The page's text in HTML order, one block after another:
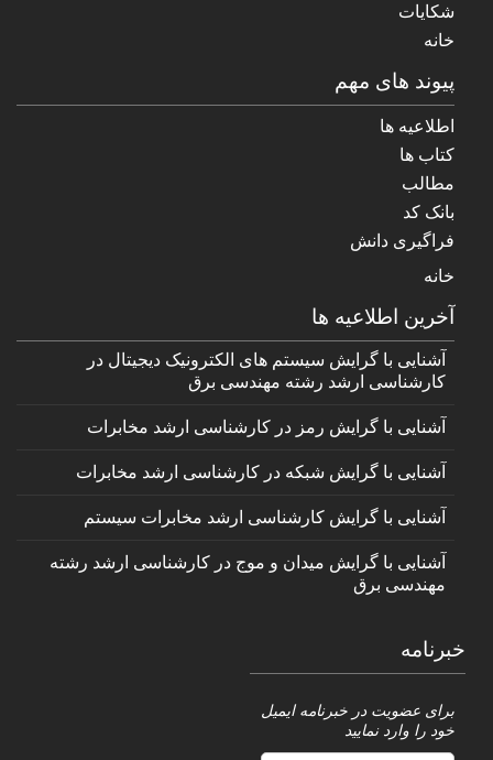
شکایات
خانه
پیوند های مهم
اطلاعیه ها
کتاب ها
مطالب
بانک کد
فراگیری دانش
خانه
آخرین اطلاعیه ها
آشنایی با گرایش سیستم های الکترونیک دیجیتال در
کارشناسی ارشد رشته مهندسی برق
آشنایی با گرایش رمز در کارشناسی ارشد مخابرات
آشنایی با گرایش شبکه در کارشناسی ارشد مخابرات
آشنایی با گرایش کارشناسی ارشد مخابرات سیستم
آشنایی با گرایش میدان و موج در کارشناسی ارشد رشته
مهندسی برق
خبرنامه
برای عضویت در خبرنامه ایمیل
خود را وارد نمایید